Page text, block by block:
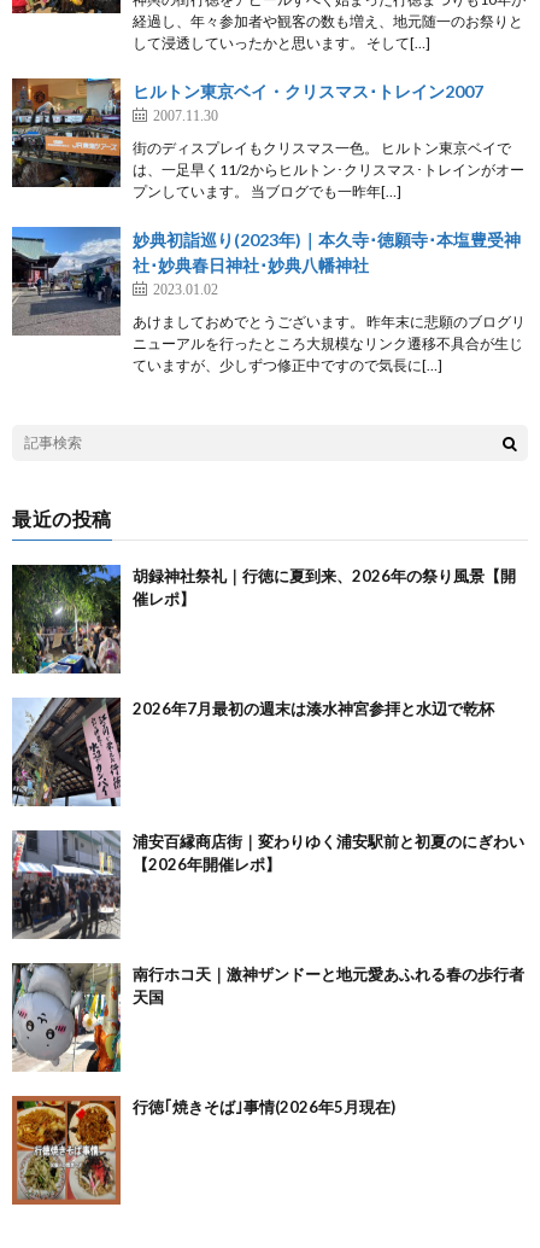
経過し、年々参加者や観客の数も増え、地元随一のお祭りと
して浸透していったかと思います。 そして[…]
ヒルトン東京ベイ・クリスマス･トレイン2007
2007.11.30
街のディスプレイもクリスマス一色。 ヒルトン東京ベイで
は、一足早く11/2からヒルトン･クリスマス･トレインがオー
プンしています。 当ブログでも一昨年[…]
妙典初詣巡り(2023年)｜本久寺･徳願寺･本塩豊受神
社･妙典春日神社･妙典八幡神社
2023.01.02
あけましておめでとうございます。 昨年末に悲願のブログリ
ニューアルを行ったところ大規模なリンク遷移不具合が生じ
ていますが、少しずつ修正中ですので気長に[…]
最近の投稿
胡録神社祭礼｜行徳に夏到来、2026年の祭り風景【開
催レポ】
2026年7月最初の週末は湊水神宮参拝と水辺で乾杯
浦安百縁商店街｜変わりゆく浦安駅前と初夏のにぎわい
【2026年開催レポ】
南行ホコ天｜激神ザンドーと地元愛あふれる春の歩行者
天国
行徳｢焼きそば｣事情(2026年5月現在)